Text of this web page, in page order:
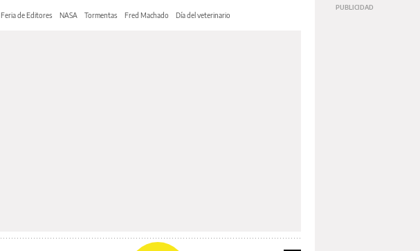
Feria de Editores NASA Tormentas Fred Machado Día del veterinario